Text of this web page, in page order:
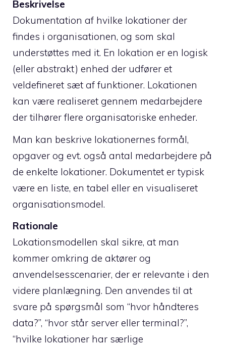
Beskrivelse
Dokumentation af hvilke lokationer der
findes i organisationen, og som skal
understøttes med it. En lokation er en logisk
(eller abstrakt) enhed der udfører et
veldefineret sæt af funktioner. Lokationen
kan være realiseret gennem medarbejdere
der tilhører flere organisatoriske enheder.
Man kan beskrive lokationernes formål,
opgaver og evt. også antal medarbejdere på
de enkelte lokationer. Dokumentet er typisk
være en liste, en tabel eller en visualiseret
organisationsmodel.
Rationale
Lokationsmodellen skal sikre, at man
kommer omkring de aktører og
anvendelsesscenarier, der er relevante i den
videre planlægning. Den anvendes til at
svare på spørgsmål som “hvor håndteres
data?”, “hvor står server eller terminal?”,
“hvilke lokationer har særlige